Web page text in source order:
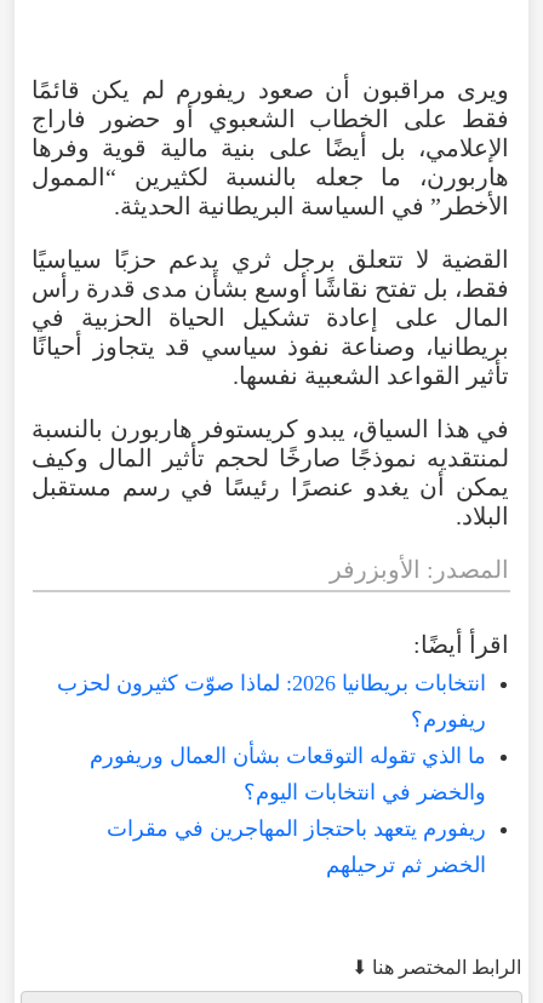
ويرى مراقبون أن صعود ريفورم لم يكن قائمًا
فقط
على الخطاب الشعبوي أو حضور
فاراج
الإعلامي، بل أيضًا على بنية مالية قوية وفرها
هاربورن، ما جعله بالنسبة لكثيرين “ الممول
الأخطر ” في السياسة البريطانية الحديثة.
القضية لا تتعلق برجل ثري يدعم حزبًا
سياسيًا
فقط، بل تفتح نقاشًا أوسع بشأن مدى قدرة رأس
المال
على إعادة تشكيل الحياة الحزبية
في
بريطانيا، وصناعة نفوذ سياسي قد يتجاوز
أحيانًا
تأثير
القواعد الشعبية نفسها.
في هذا السياق، يبدو كريستوفر هاربورن بالنسبة
لمنتقديه نموذجًا صارخًا لحجم تأثير المال وكيف
يمكن
أن يغدو عنصرًا رئيسًا في رسم مستقبل
البلاد.
المصدر : الأوبزرفر
اقرأ أيضًا:
انتخابات بريطانيا 2026: لماذا صوّت كثيرون لحزب
ريفورم؟
ما الذي تقوله التوقعات بشأن العمال وريفورم
والخضر في انتخابات اليوم؟
ريفورم يتعهد باحتجاز المهاجرين في مقرات
الخضر ثم ترحيلهم
الرابط المختصر هنا ⬇